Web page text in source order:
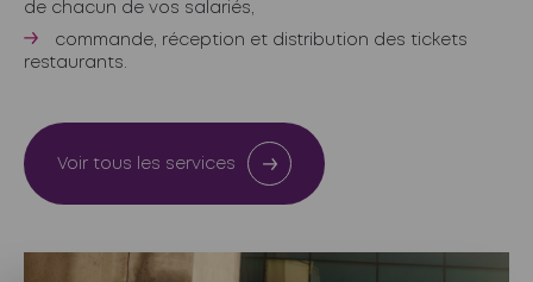
de chacun de vos salariés,
commande, réception et distribution des tickets
restaurants.
Voir tous les services